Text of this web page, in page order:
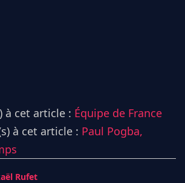
à cet article : Équipe de France
à cet article : Paul Pogba,
Rufet